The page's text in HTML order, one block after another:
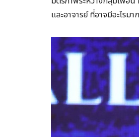
และอาจารย์ ที่อาจมีอะไร